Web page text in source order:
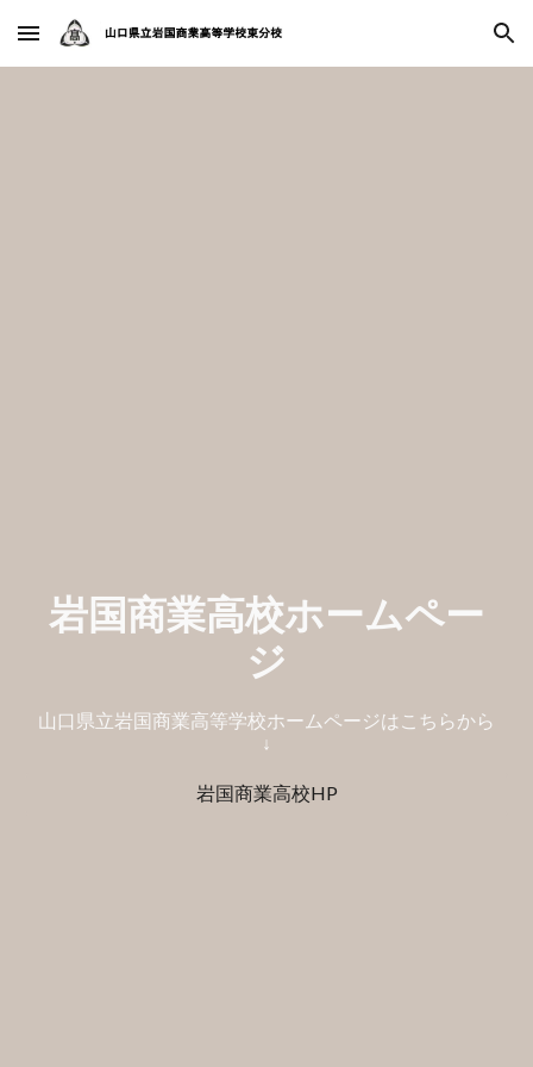
Skip to main content Skip to navigation
岩国商業高校ホームペー
ジ
山口県立岩国商業高等学校ホームページはこちらから
↓
岩国商業高校HP